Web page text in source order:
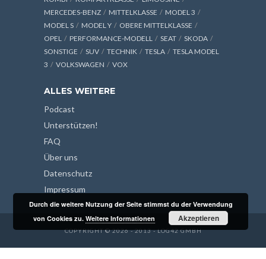
MERCEDES-BENZ
MITTELKLASSE
MODEL 3
MODEL S
MODEL Y
OBERE MITTELKLASSE
OPEL
PERFORMANCE-MODELL SEAT
SKODA
SONSTIGE
SUV TECHNIK TESLA
TESLA MODEL
3
VOLKSWAGEN VOX
ALLES WEITERE
Podcast
Unterstützen!
FAQ
Über uns
Datenschutz
Impressum
COPYRIGHT © 2026 - 2013 - LOG42 GMBH
Durch die weitere Nutzung der Seite stimmst du der Verwendung
von Cookies zu.Weitere Informationen Akzeptieren